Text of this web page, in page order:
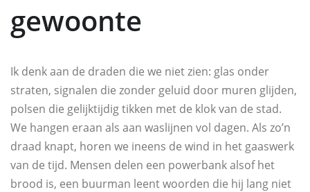
gewoonte
Ik denk aan de draden die we niet zien: glas onder
straten, signalen die zonder geluid door muren glijden,
polsen die gelijktijdig tikken met de klok van de stad.
We hangen eraan als aan waslijnen vol dagen. Als zo’n
draad knapt, horen we ineens de wind in het gaaswerk
van de tijd. Mensen delen een powerbank alsof het
brood is, een buurman leent woorden die hij lang niet